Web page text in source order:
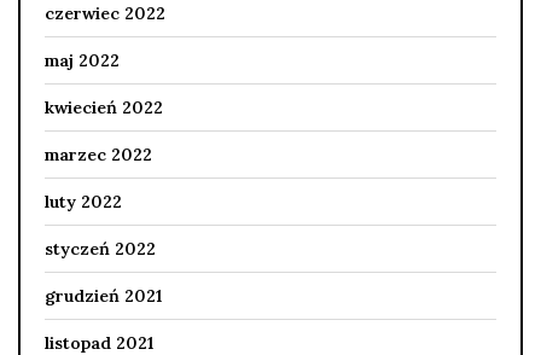
czerwiec 2022
maj 2022
kwiecień 2022
marzec 2022
luty 2022
styczeń 2022
grudzień 2021
listopad 2021